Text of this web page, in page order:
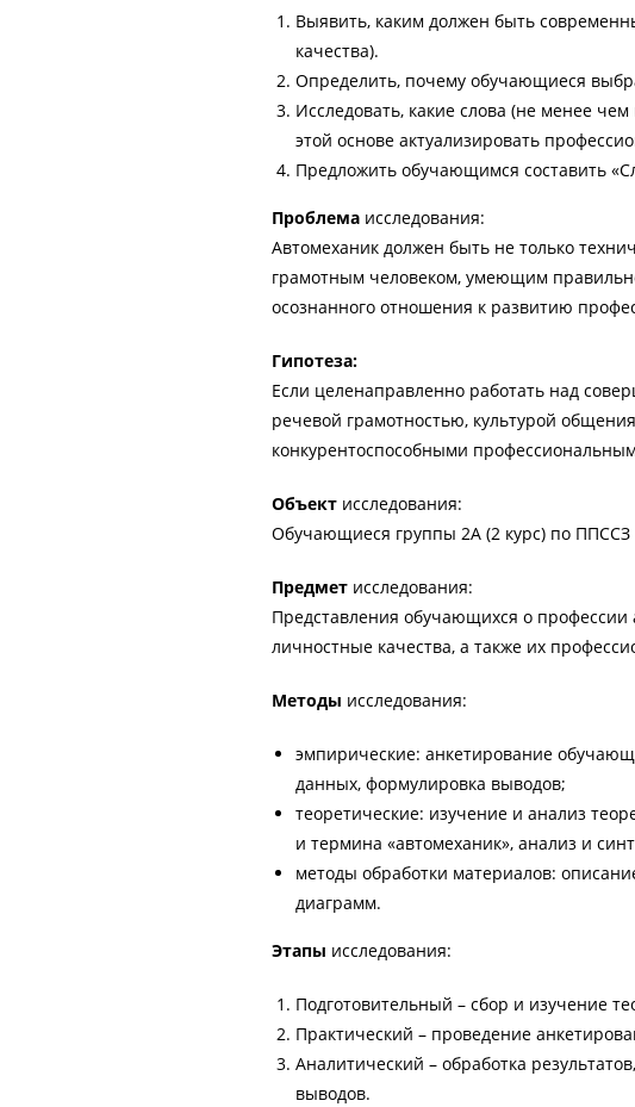
Выявить, каким должен быть
качества).
Определить, почему обучающиеся
Исследовать, какие слова (не менее
этой основе актуализировать
Предложить обучающимся составить
Проблема исследования:
Автомеханик должен быть не только
грамотным человеком, умеющим
осознанного отношения к развитию
Гипотеза:
Если целенаправленно работать над
речевой грамотностью, культурой
конкурентоспособными
Объект исследования:
Обучающиеся группы 2А (2 курс) по ППССЗ
Предмет исследования:
Представления обучающихся о
личностные качества, а также их
Методы исследования:
эмпирические: анкетирование
данных, формулировка выводов;
теоретические: изучение и анализ
и термина «автомеханик», анализ и
методы обработки материалов:
диаграмм.
Этапы исследования:
Подготовительный – сбор и изучение
Практический – проведение
Аналитический – обработка
выводов.